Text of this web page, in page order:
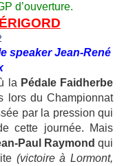
d’ouverture.
speaker Jean-René
la Pédale Faidherbe
lors du Championnat
par la pression qui
cette journée. Mais
Paul Raymond qui
(victoire à Lormont,